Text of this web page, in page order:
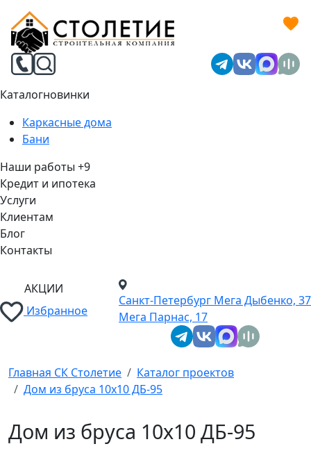
Каталогновинки
Каркасные дома
Бани
Наши работы +9
Кредит и ипотека
Услуги
Клиентам
Блог
Контакты
АКЦИИ
Избранное
Санкт-Петербург Мега Дыбенко, 37
Мега Парнас, 17
Главная СК Столетие
Каталог проектов
Дом из бруса 10х10 ДБ-95
Дом из бруса 10х10 ДБ-95